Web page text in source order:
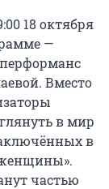
18 октября
—
Вместо
в мир
в
женщины».
частью